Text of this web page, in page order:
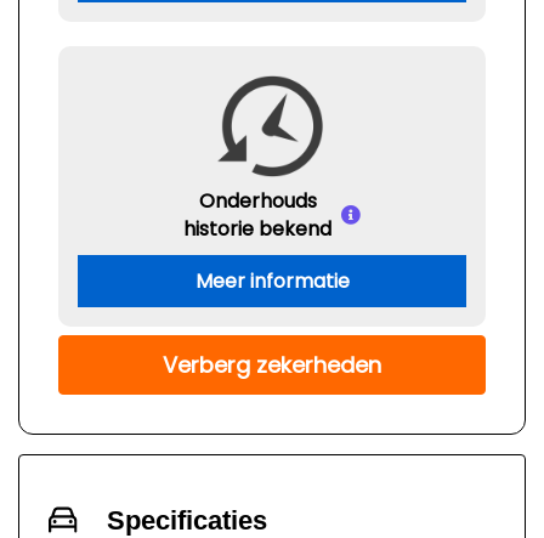
Onderhouds
historie bekend
Meer informatie
Verberg zekerheden
Specificaties